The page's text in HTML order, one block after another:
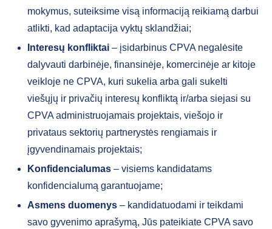
mokymus, suteiksime visą informaciją reikiamą darbui
atlikti, kad adaptacija vyktų sklandžiai;
Interesų konfliktai – įsidarbinus CPVA negalėsite
dalyvauti darbinėje, finansinėje, komercinėje ar kitoje
veikloje ne CPVA, kuri sukelia arba gali sukelti
viešųjų ir privačių interesų konfliktą ir/arba siejasi su
CPVA administruojamais projektais, viešojo ir
privataus sektorių partnerystės rengiamais ir
įgyvendinamais projektais;
Konfidencialumas – visiems kandidatams
konfidencialumą garantuojame;
Asmens duomenys – kandidatuodami ir teikdami
savo gyvenimo aprašymą, Jūs pateikiate CPVA savo